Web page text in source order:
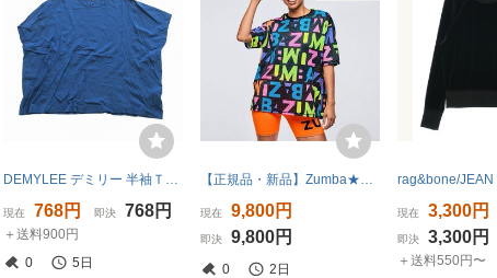
現在 768円 即決 768円
＋送料900円
0
5日
現在 9,800円
即決 9,800円
0 2日
現在 3,300円
即決 3,300円
＋送料550円〜